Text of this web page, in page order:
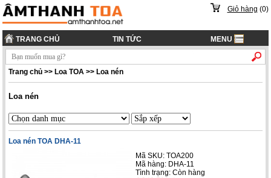
Giỏ hàng (0)
TRANG CHỦ TIN TỨC MENU
Trang chủ >> Loa TOA >> Loa nén
Loa nén
Loa nén TOA DHA-11
Mã SKU: TOA200
Mã hàng: DHA-11
Tình trạng: Còn hàng